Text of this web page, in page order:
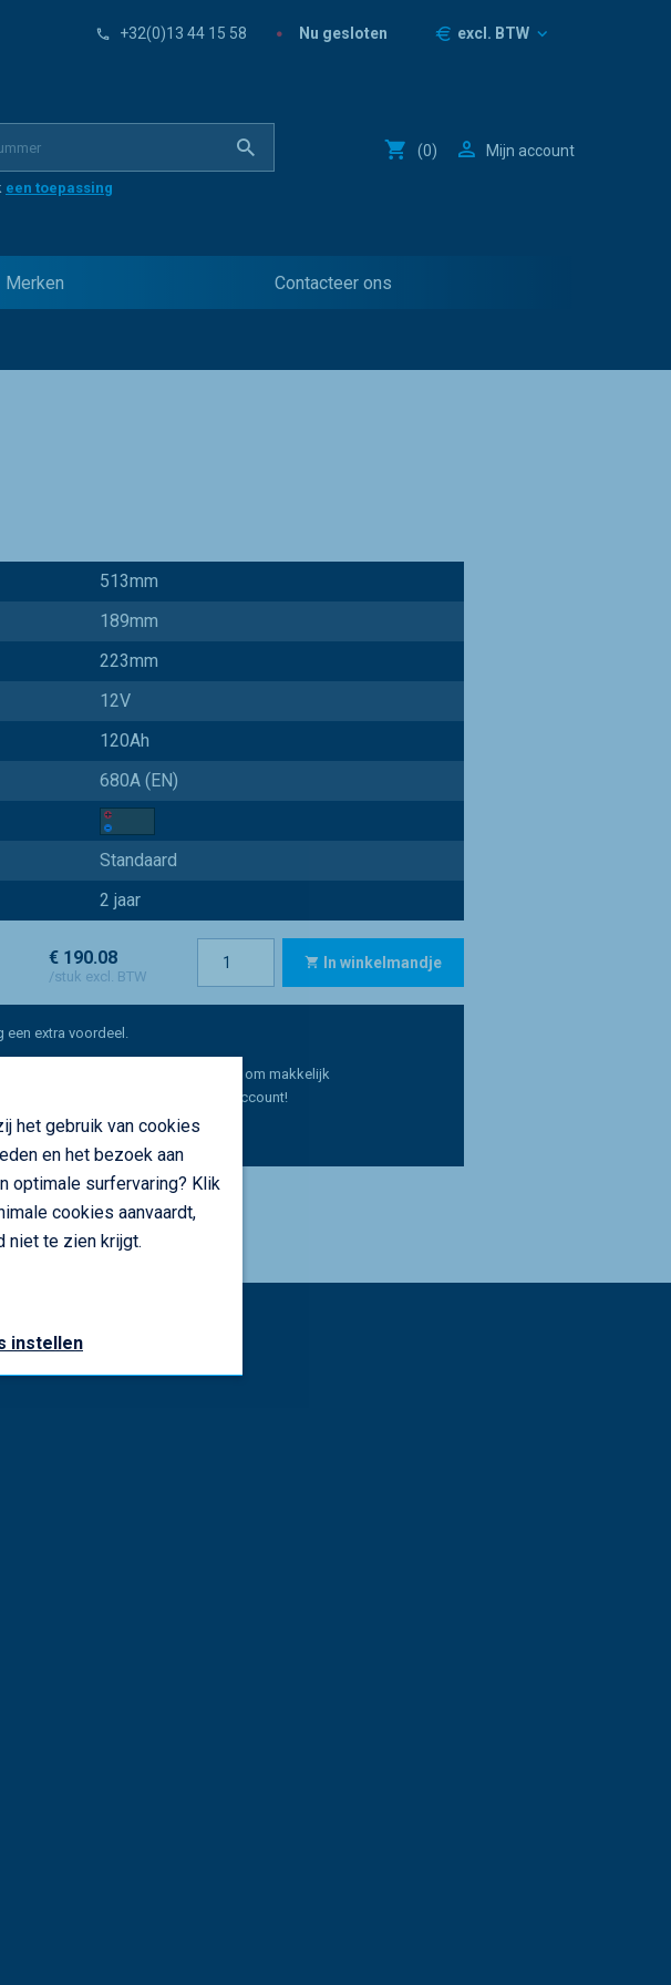
+32(0)13 44 15 58 Nu gesloten Prijzen
excl. BTW
een toepassing
(0) Mijn account
Merken Contacteer ons
513mm
189mm
223mm
12V
120Ah
680A (EN)
Standaard
2 jaar
€ 190.08
/stuk excl. BTW
In winkelmandje
extra voordeel.
en uw machinepark opbouwen om makkelijk
plaatsen? Dat is mogelijk met een account!
of registreer u
op Facebook
op Twitterop LinkedInop Pinterest
op WhatsApp
het gebruik van cookies
en het bezoek aan
optimale surfervaring? Klik
cookies aanvaardt,
niet te zien krijgt.
instellen